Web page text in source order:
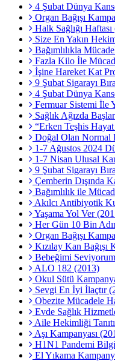
4 Şubat Dünya
Organ Bağışı
Halk Sağlığı
Size En Yakın
Bağımlılıkla
Fazla Kilo İle
İşine Hareket Kat
9 Şubat Sigarayı
4 Şubat Dünya
Fermuar Sistemi İle
Sağlık Ağızda
“Erken Teşhis Hayat
Doğal Olan Normal
1-7 Ağustos 2024
1-7 Nisan Ulusal
9 Şubat Sigarayı
Çemberin Dışında
Bağımlılık ile
Akılcı Antibiyotik
Yaşama Yol Ver
Her Gün 10 Bin
Organ Bağışı
Kızılay Kan Bağışı
Bebeğimi
ALO 182 (2013)
Okul Sütü
Sevgi En İyi İlaçtır
Obezite Mücadele
Evde Sağlık
Aile Hekimliği
Aşı Kampanyası
H1N1 Pandemi
El Yıkama